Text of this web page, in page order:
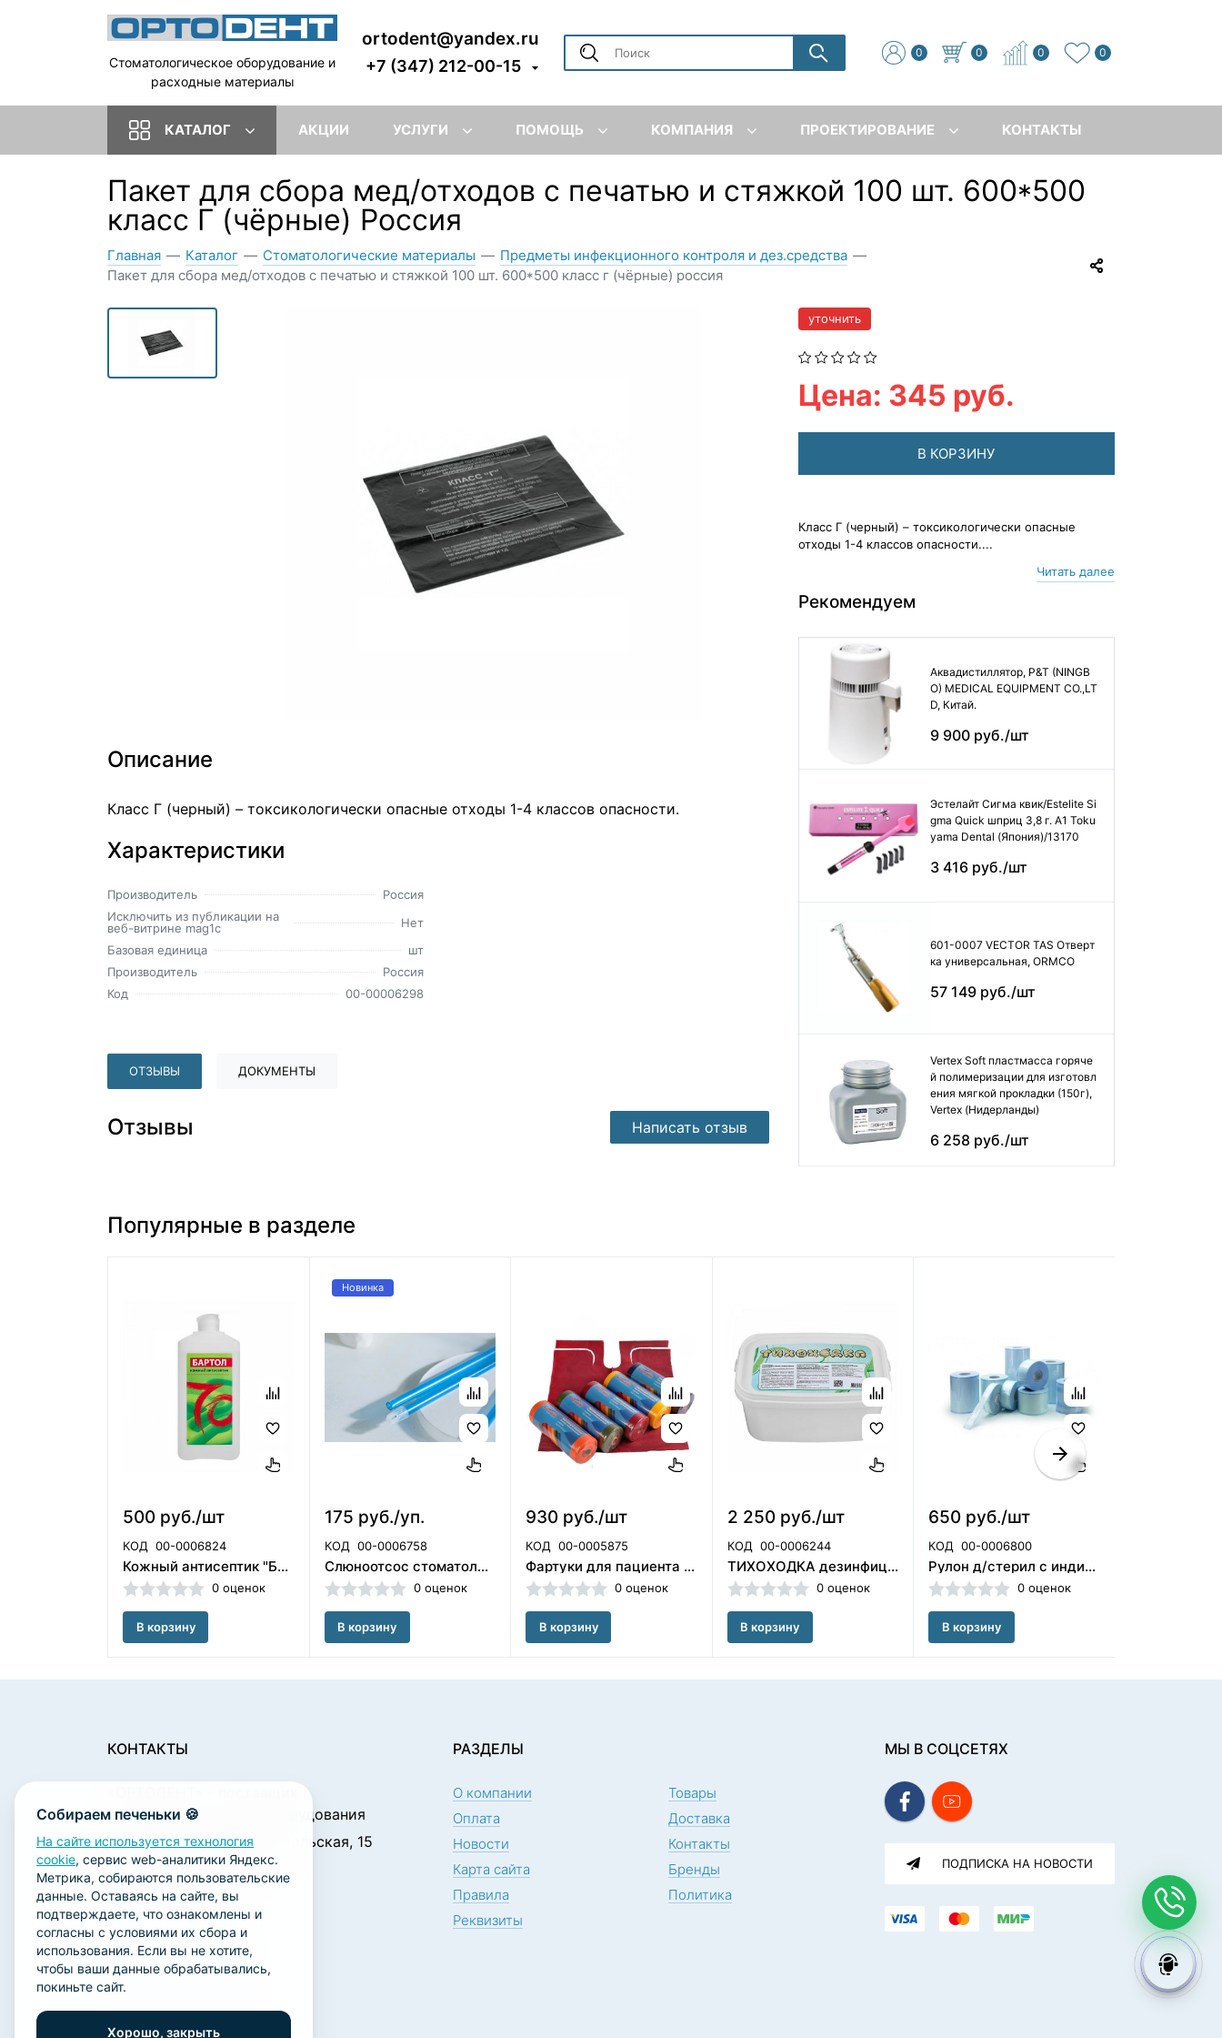
Стоматологическое оборудование и
расходные материалы
ortodent@yandex.ru
+7 (347) 212-00-15
0 0 0 0
КАТАЛОГ АКЦИИ УСЛУГИ ПОМОЩЬ КОМПАНИЯ ПРОЕКТИРОВАНИЕ КОНТАКТЫ
Пакет для сбора мед/отходов с печатью и стяжкой 100 шт. 600*500
класс Г (чёрные) Россия
Главная — Каталог — Стоматологические материалы — Предметы инфекционного контроля и дез.средства —
Пакет для сбора мед/отходов с печатью и стяжкой 100 шт. 600*500 класс г (чёрные) россия
Описание
Класс Г (черный) – токсикологически опасные отходы 1-4 классов опасности.
Характеристики
Производитель
Россия
Исключить из публикации на
веб-витрине mag1c
Нет
Базовая единица
шт
Производитель
Россия
Код
00-00006298
ОТЗЫВЫ ДОКУМЕНТЫ
Отзывы Написать отзыв
уточнить
Цена: 345 руб.
В КОРЗИНУ
Класс Г (черный) – токсикологически опасные
отходы 1-4 классов опасности....
Читать далее
Рекомендуем
Аквадистиллятор, P&T (NINGB
O) MEDICAL EQUIPMENT CO.,LT
D, Китай.
9 900 руб./шт
Эстелайт Сигма квик/Estelite Si
gma Quick шприц 3,8 г. А1 Toku
yama Dental (Япония)/13170
3 416 руб./шт
601-0007 VECTOR TAS Отверт
ка универсальная, ORMCO
57 149 руб./шт
Vertex Soft пластмасса горяче
й полимеризации для изготовл
ения мягкой прокладки (150г),
Vertex (Нидерланды)
6 258 руб./шт
Популярные в разделе
500 руб./шт
КОД 00-0006824
Кожный антисептик "Бартол" 1 л. Бозон/ЧЕСТНЫЙ ЗНАК
0 оценок
В корзину
Новинка
175 руб./уп.
КОД 00-0006758
Слюноотсос стоматологический одноразовый со съемным наконечником 100шт, TREVITA, Беларусь
0 оценок
В корзину
930 руб./шт
КОД 00-0005875
Фартуки для пациента бумажно-полиэтиленовые в рулоне 80 шт.Цвет:Бордо ООО «Кристи» (Россия)
0 оценок
В корзину
2 250 руб./шт
КОД 00-0006244
ТИХОХОДКА дезинфицирующее средство с моющим эффектом 40шт (НДС20%)/ЧЕСТНЫЙ ЗНАК
0 оценок
В корзину
650 руб./шт
КОД 00-0006800
Рулон д/стерил с индик 210*50, Клинипак. Россия (НДС 10%))
0 оценок
В корзину
Собираем печеньки 🍪
На сайте используется технология
cookie, сервис web-аналитики Яндекс.
Метрика, собираются пользовательские
данные. Оставаясь на сайте, вы
подтверждаете, что ознакомлены и
согласны с условиями их сбора и
использования. Если вы не хотите,
чтобы ваши данные обрабатывались,
покиньте сайт.
Хорошо, закрыть
КОНТАКТЫ
стоматологического оборудования
450001, г. Уфа ул. Комсомольская, 15
Пн. - Чт.: 09:00 - 18:00
Пт.: 09:00 - 17:00
Сб., Вс.: выходной
ortodent@yandex.ru
+7 (347) 212-00-15
+7 (347) 212-01-15
РАЗДЕЛЫ
О компании
Товары
Оплата
Доставка
Новости
Контакты
Карта сайта
Бренды
Правила
Политика
Реквизиты
МЫ В СОЦСЕТЯХ
ПОДПИСКА НА НОВОСТИ